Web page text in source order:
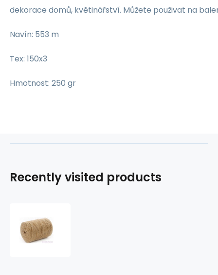
dekorace domů, květinářství. Můžete použivat na
Navín: 553 m
Tex: 150x3
Hmotnost: 250 gr
Recently visited products